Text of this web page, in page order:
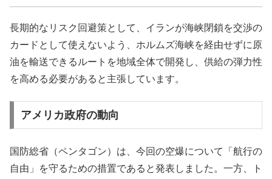
長期的なリスク回避策として、イランが海峡閉鎖を交渉の
カードとして使えないよう、ホルムズ海峡を経由せずに原
油を輸送できるルートを地域全体で開発し、供給の弾力性
を高める必要があると主張しています。
アメリカ政府の動向
国防総省（ペンタゴン）は、今回の空爆について「航行の
自由」を守るための措置であると発表しました。一方、ト